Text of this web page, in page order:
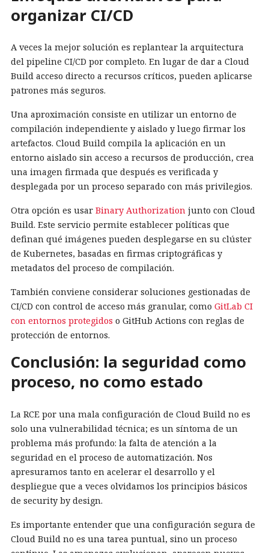
organizar CI/CD
A veces la mejor solución es replantear la arquitectura
del pipeline CI/CD por completo. En lugar de dar a Cloud
Build acceso directo a recursos críticos, pueden aplicarse
patrones más seguros.
Una aproximación consiste en utilizar un entorno de
compilación independiente y aislado y luego firmar los
artefactos. Cloud Build compila la aplicación en un
entorno aislado sin acceso a recursos de producción, crea
una imagen firmada que después es verificada y
desplegada por un proceso separado con más privilegios.
Otra opción es usar Binary Authorization junto con Cloud
Build. Este servicio permite establecer políticas que
definan qué imágenes pueden desplegarse en su clúster
de Kubernetes, basadas en firmas criptográficas y
metadatos del proceso de compilación.
También conviene considerar soluciones gestionadas de
CI/CD con control de acceso más granular, como GitLab CI
con entornos protegidos o GitHub Actions con reglas de
protección de entornos.
Conclusión: la seguridad como
proceso, no como estado
La RCE por una mala configuración de Cloud Build no es
solo una vulnerabilidad técnica; es un síntoma de un
problema más profundo: la falta de atención a la
seguridad en el proceso de automatización. Nos
apresuramos tanto en acelerar el desarrollo y el
despliegue que a veces olvidamos los principios básicos
de security by design.
Es importante entender que una configuración segura de
Cloud Build no es una tarea puntual, sino un proceso